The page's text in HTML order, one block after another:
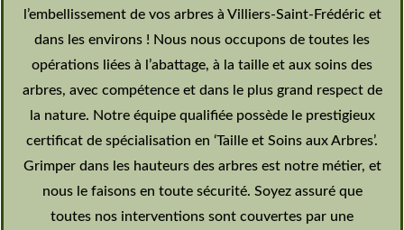
l’embellissement de vos arbres à Villiers-Saint-Frédéric et
dans les environs ! Nous nous occupons de toutes les
opérations liées à l’abattage, à la taille et aux soins des
arbres, avec compétence et dans le plus grand respect de
la nature. Notre équipe qualifiée possède le prestigieux
certificat de spécialisation en ‘Taille et Soins aux Arbres’.
Grimper dans les hauteurs des arbres est notre métier, et
nous le faisons en toute sécurité. Soyez assuré que
toutes nos interventions sont couvertes par une